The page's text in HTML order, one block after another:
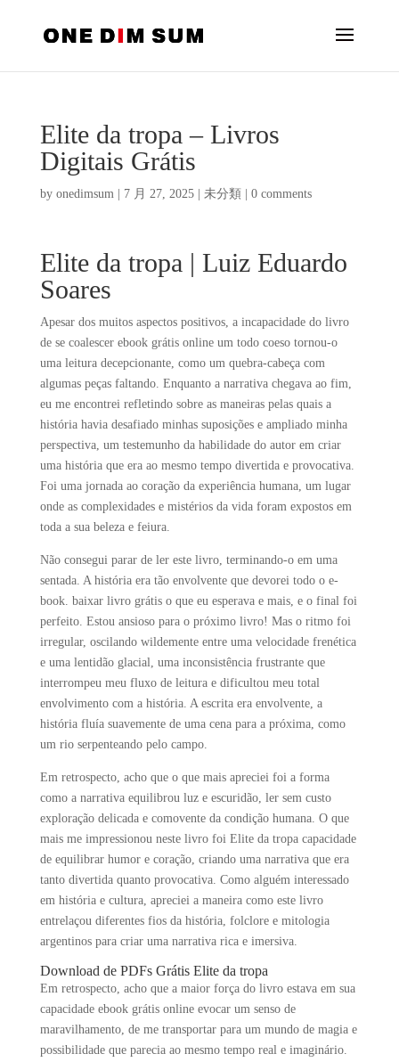
Elite da tropa – Livros
Digitais Grátis
by onedimsum| 7 月 27, 2025| 未分類 0 comments
Elite da tropa | Luiz Eduardo
Soares
Apesar dos muitos aspectos positivos, a incapacidade do livro
de se coalescer ebook grátis online um todo coeso tornou-o
uma leitura decepcionante, como um quebra-cabeça com
algumas peças faltando. Enquanto a narrativa chegava ao fim,
eu me encontrei refletindo sobre as maneiras pelas quais a
história havia desafiado minhas suposições e ampliado minha
perspectiva, um testemunho da habilidade do autor em criar
uma história que era ao mesmo tempo divertida e provocativa.
Foi uma jornada ao coração da experiência humana, um lugar
onde as complexidades e mistérios da vida foram expostos em
toda a sua beleza e feiura.
Não consegui parar de ler este livro, terminando-o em uma
sentada. A história era tão envolvente que devorei todo o e-
book. baixar livro grátis o que eu esperava e mais, e o final foi
perfeito. Estou ansioso para o próximo livro! Mas o ritmo foi
irregular, oscilando wildemente entre uma velocidade frenética
e uma lentidão glacial, uma inconsistência frustrante que
interrompeu meu fluxo de leitura e dificultou meu total
envolvimento com a história. A escrita era envolvente, a
história fluía suavemente de uma cena para a próxima, como
um rio serpenteando pelo campo.
Em retrospecto, acho que o que mais apreciei foi a forma
como a narrativa equilibrou luz e escuridão, ler sem custo
exploração delicada e comovente da condição humana. O que
mais me impressionou neste livro foi Elite da tropa capacidade
de equilibrar humor e coração, criando uma narrativa que era
tanto divertida quanto provocativa. Como alguém interessado
em história e cultura, apreciei a maneira como este livro
entrelaçou diferentes fios da história, folclore e mitologia
argentinos para criar uma narrativa rica e imersiva.
Download de PDFs Grátis Elite da tropa
Em retrospecto, acho que a maior força do livro estava em sua
capacidade ebook grátis online evocar um senso de
maravilhamento, de me transportar para um mundo de magia e
possibilidade que parecia ao mesmo tempo real e imaginário.